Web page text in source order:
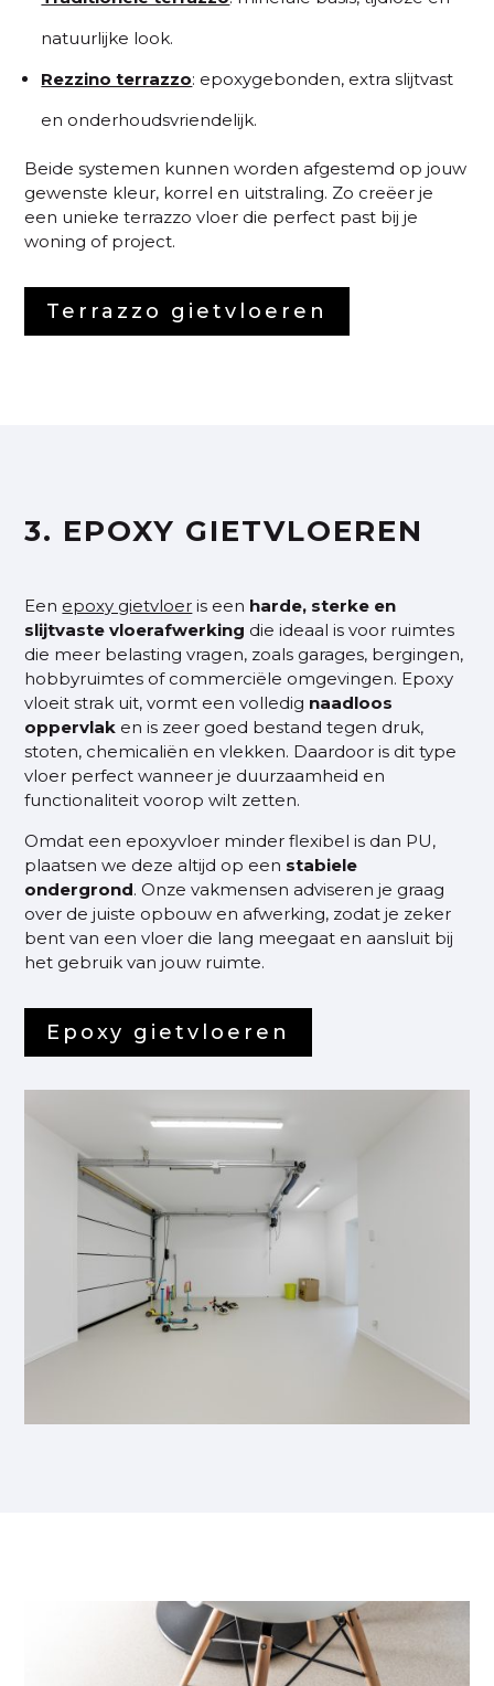
natuurlijke look.
Rezzino terrazzo: epoxygebonden, extra slijtvast
en onderhoudsvriendelijk.
Beide systemen kunnen worden afgestemd op jouw
gewenste kleur, korrel en uitstraling. Zo creëer je
een unieke terrazzo vloer die perfect past bij je
woning of project.
Terrazzo gietvloeren
3. EPOXY GIETVLOEREN
Een epoxy gietvloer is een harde, sterke en
slijtvaste vloerafwerking die ideaal is voor ruimtes
die meer belasting vragen, zoals garages, bergingen,
hobbyruimtes of commerciële omgevingen. Epoxy
vloeit strak uit, vormt een volledig naadloos
oppervlak en is zeer goed bestand tegen druk,
stoten, chemicaliën en vlekken. Daardoor is dit type
vloer perfect wanneer je duurzaamheid en
functionaliteit voorop wilt zetten.
Omdat een epoxyvloer minder flexibel is dan PU,
plaatsen we deze altijd op een stabiele
ondergrond. Onze vakmensen adviseren je graag
over de juiste opbouw en afwerking, zodat je zeker
bent van een vloer die lang meegaat en aansluit bij
het gebruik van jouw ruimte.
Epoxy gietvloeren